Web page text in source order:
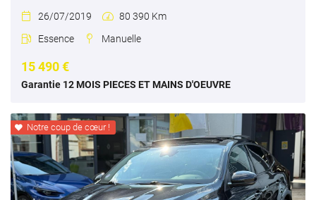
 26/07/2019  80 390 Km
 Essence  Manuelle
15 490 €
Garantie 12 MOIS PIECES ET MAINS D'OEUVRE
 Notre coup de cœur !